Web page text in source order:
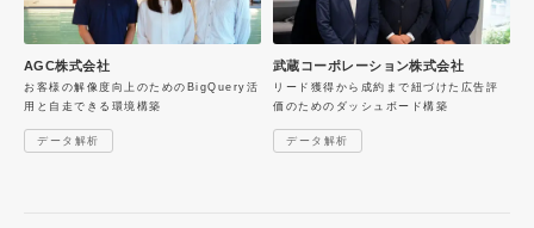
AGC株式会社
お客様の解像度向上のためのBigQuery活
用と自走できる環境構築
データ解析
武蔵コーポレーション株式会社
リード獲得から成約まで紐づけた広告評
価のためのダッシュボード構築
データ解析